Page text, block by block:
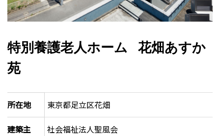
特別養護老人ホーム 花畑あすか
苑
所在地 東京都足立区花畑
建築主 社会福祉法人聖風会